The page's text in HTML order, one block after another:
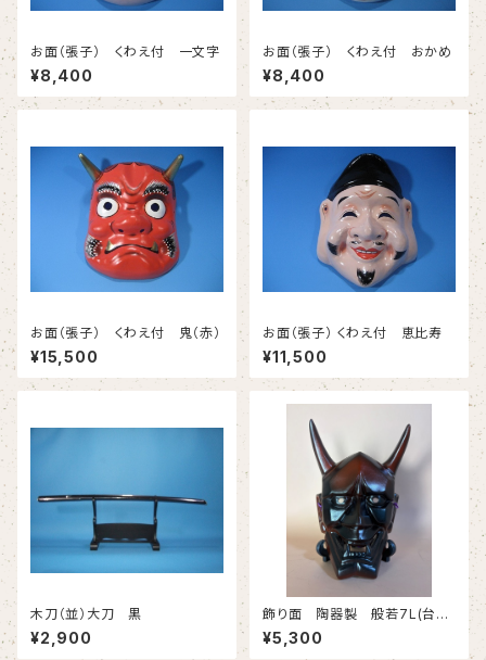
お面（張子） くわえ付 一文字
¥8,400
お面（張子） くわえ付 おかめ
¥8,400
お面（張子） くわえ付 鬼（赤）
¥15,500
お面（張子） くわえ付 恵比寿
¥11,500
木刀（並）大刀 黒
¥2,900
飾り面 陶器製 般若7L(台含
まず）
¥5,300